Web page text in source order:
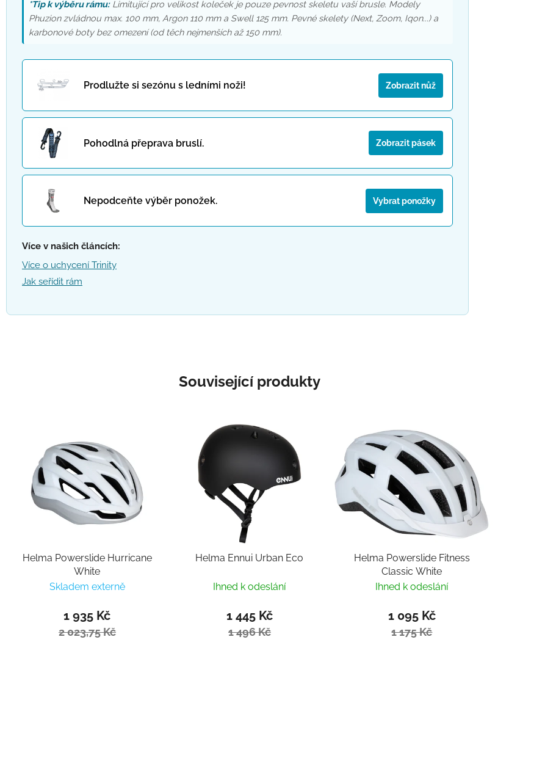
*Tip k výběru rámu:Limitující pro velikost koleček je pouze pevnost skeletu vaší brusle. Modely
Phuzion zvládnou max. 100 mm, Argon 110 mm a Swell 125 mm. Pevné skelety (Next, Zoom, Iqon...) a
karbonové boty bez omezení (od těch nejmenších až 150 mm).
Prodlužte si sezónu s ledními noži! Zobrazit nůž
Pohodlná přeprava bruslí. Zobrazit pásek
Nepodceňte výběr ponožek. Vybrat ponožky
Více v našich článcích:
Více o uchycení Trinity
Jak seřídit rám
Související produkty
Helma Powerslide Hurricane
White
Skladem externě
1 935 Kč
2 023,75 Kč
Helma Ennui Urban Eco
Ihned k odeslání
1 445 Kč
1 496 Kč
Helma Powerslide Fitness
Classic White
Ihned k odeslání
1 095 Kč
1 175 Kč